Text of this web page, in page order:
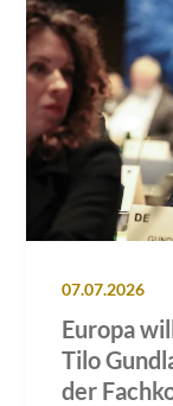
07.07.2026
Europa
Tilo
der